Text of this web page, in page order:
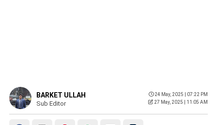
BARKET ULLAH
Sub Editor
24 May, 2025 | 07:22 PM
27 May, 2025 | 11:05 AM